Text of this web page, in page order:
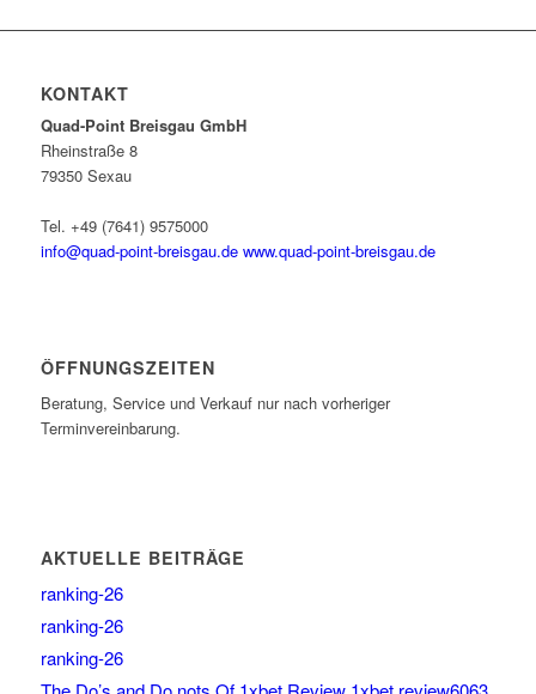
KONTAKT
Quad-Point Breisgau GmbH
Rheinstraße 8
79350 Sexau
Tel. +49 (7641) 9575000
info@quad-point-breisgau.de www.quad-point-breisgau.de
ÖFFNUNGSZEITEN
Beratung, Service und Verkauf nur nach vorheriger
Terminvereinbarung.
AKTUELLE BEITRÄGE
ranking-26
ranking-26
ranking-26